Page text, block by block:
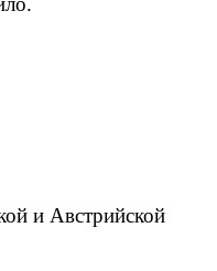
и Австрийской